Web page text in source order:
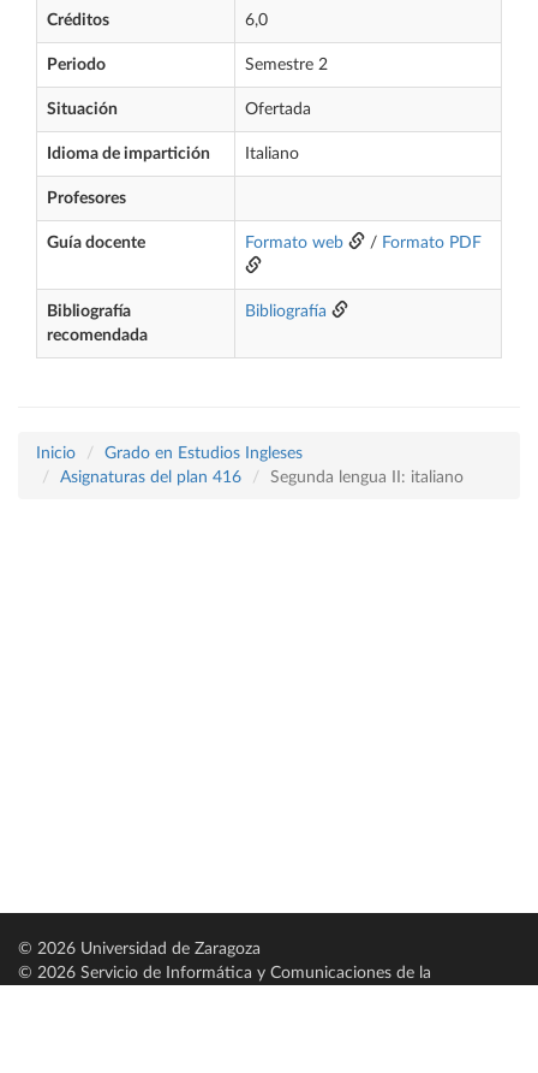
Créditos 6,0
Periodo Semestre 2
Situación Ofertada
Idioma de impartición Italiano
Profesores
Guía docente Formato web / Formato PDF
Bibliografía
recomendada
Bibliografía
Inicio
Grado en Estudios Ingleses
Asignaturas del plan 416
Segunda lengua II: italiano
© 2026 Universidad de Zaragoza
© 2026 Servicio de Informática y Comunicaciones de la